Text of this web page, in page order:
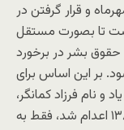
و قرار گرفتن در
بهانه‌ای است تا بصورت مستقل
بشر در برخورد
بر این اساس برای
نام فرزاد کمانگر،
معلمی که در سال ۱۳۸۵ دستگیر و در سال ۱۳۸۹ اعدام شد، فقط به